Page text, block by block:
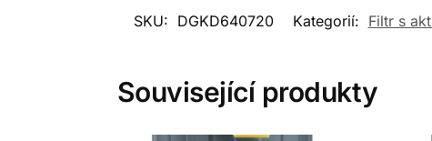
SKU: DGKD640720 Kategorií: Filtr s
Související produkty